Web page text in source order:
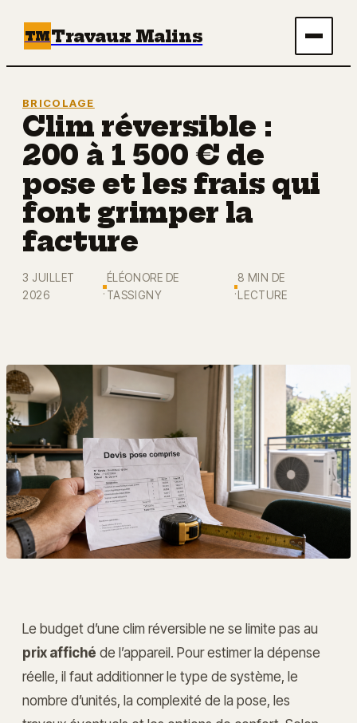
TMTravaux Malins
Bricolage
Immobilier
Écologie & Énergie
BRICOLAGE
Clim réversible :
200 à 1 500 € de
pose et les frais qui
font grimper la
facture
3 JUILLET
2026
·
ÉLÉONORE DE
TASSIGNY
·
8 MIN DE
LECTURE
Le budget d’une clim réversible ne se limite pas au
prix affiché de l’appareil. Pour estimer la dépense
réelle, il faut additionner le type de système, le
nombre d’unités, la complexité de la pose, les